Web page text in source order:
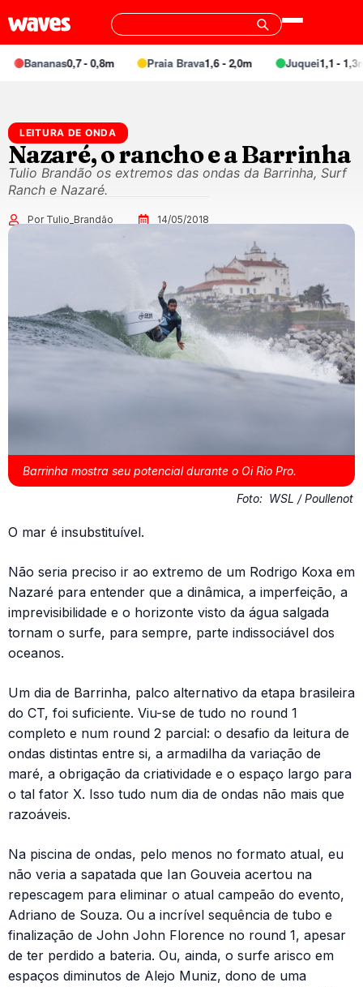
Bananas0,7 - 0,8m Praia Brava1,6 - 2,0m Juquei1,1 - 1,3m
LEITURA DE ONDA
Nazaré, o rancho e a Barrinha
Tulio Brandão os extremos das ondas da Barrinha, Surf
Ranch e Nazaré.
Por Tulio_Brandão 14/05/2018
Barrinha mostra seu potencial durante o Oi Rio Pro.
Foto: WSL / Poullenot
O mar é insubstituível.
Não seria preciso ir ao extremo de um Rodrigo Koxa em
Nazaré para entender que a dinâmica, a imperfeição, a
imprevisibilidade e o horizonte visto da água salgada
tornam o surfe, para sempre, parte indissociável dos
oceanos.
Um dia de Barrinha, palco alternativo da etapa brasileira
do CT, foi suficiente. Viu-se de tudo no round 1
completo e num round 2 parcial: o desafio da leitura de
ondas distintas entre si, a armadilha da variação de
maré, a obrigação da criatividade e o espaço largo para
o tal fator X. Isso tudo num dia de ondas não mais que
razoáveis.
Na piscina de ondas, pelo menos no formato atual, eu
não veria a sapatada que Ian Gouveia acertou na
repescagem para eliminar o atual campeão do evento,
Adriano de Souza. Ou a incrível sequência de tubo e
finalização de John John Florence no round 1, apesar
de ter perdido a bateria. Ou, ainda, o surfe arisco em
espaços diminutos de Alejo Muniz, dono de uma